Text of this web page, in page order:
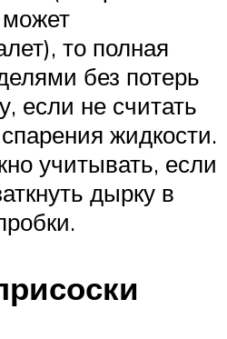
то полная
без потерь
если не считать
жидкости.
учитывать, если
дырку в